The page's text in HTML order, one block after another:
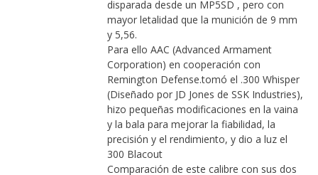
disparada desde un MP5SD , pero con
mayor letalidad que la munición de 9 mm
y 5,56.
Para ello AAC (Advanced Armament
Corporation) en cooperación con
Remington Defense.tomó el .300 Whisper
(Diseñado por JD Jones de SSK Industries),
hizo pequeñas modificaciones en la vaina
y la bala para mejorar la fiabilidad, la
precisión y el rendimiento, y dio a luz el
300 Blacout
Comparación de este calibre con sus dos